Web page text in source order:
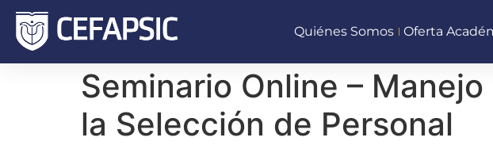
Quiénes Somos Oferta
Seminario Online –
la Selección de Personal